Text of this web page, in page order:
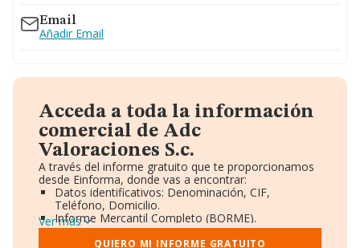
Email
Añadir Email
Acceda a toda la información
comercial de Adc
Valoraciones S.c.
A través del informe gratuito que te proporcionamos
desde Einforma, donde vas a encontrar:
Datos identificativos: Denominación, CIF,
Teléfono, Domicilio.
Informe Mercantil Completo (BORME).
Gráficos de Evolución Ventas y Empleados.
Consejo de Administración y Administradores.
Ver más
QUIERO MI INFORME GRATUITO